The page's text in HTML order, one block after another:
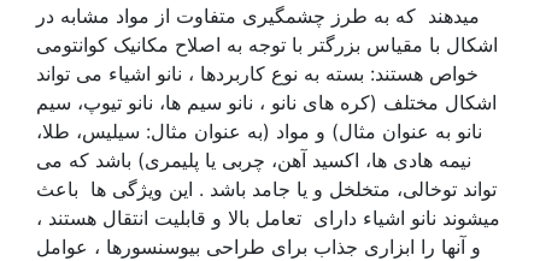
میدهند که به طرز چشمگیری متفاوت از مواد مشابه در
اشکال با مقیاس بزرگتر با توجه به اصلاح مکانیک کوانتومی
خواص هستند: بسته به نوع کاربردها ، نانو اشیاء می تواند
اشکال مختلف (کره های نانو ، نانو سیم ها، نانو تیوپ، سیم
نانو به عنوان مثال) و مواد (به عنوان مثال: سیلیس، طلا،
نیمه هادی ها، اکسید آهن، چربی یا پلیمری) باشد که می
تواند توخالی، متخلخل و یا جامد باشد . این ویژگی ها باعث
میشوند نانو اشیاء دارای تعامل بالا و قابلیت انتقال هستند ،
و آنها را ابزاری جذاب برای طراحی بیوسنسورها ، عوامل